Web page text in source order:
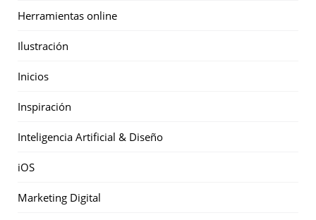
Herramientas online
Ilustración
Inicios
Inspiración
Inteligencia Artificial & Diseño
iOS
Marketing Digital